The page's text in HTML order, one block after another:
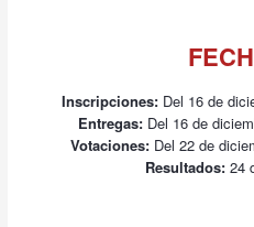
Inscripciones: Del 16 de
Entregas:Del 16 de
Votaciones: Del 22 de
Resultados: 24